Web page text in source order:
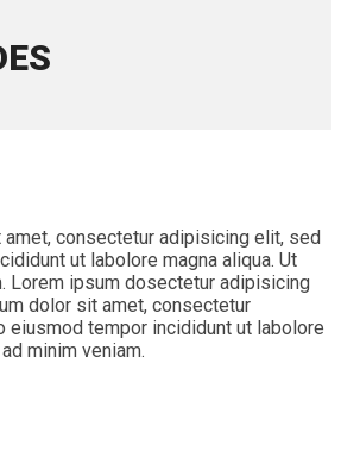
consectetur adipisicing elit, sed
ut labolore magna aliqua. Ut
Lorem ipsum dosectetur adipisicing
dolor sit amet, consectetur
eiusmod tempor incididunt ut labolore
minim veniam.